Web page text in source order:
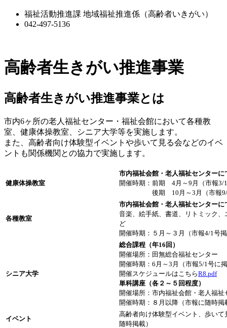
福祉活動推進課 地域福祉推進係（高齢者いきがい）
042-497-5136
高齢者生きがい推進事業
高齢者生きがい推進事業とは
市内6ヶ所の老人福祉センター・福祉会館において各種教
室、健康体操教室、シニア大学等を実施します。
また、高齢者向け体験型イベントや歩いて見る会などのイベ
ントも関係機関との協力で実施します。
健康体操教室
市内福祉会館・老人福祉センターに
開催時期：前期 4月～9月（市報
後期 10月～3月（市報9/1
各種教室
市内福祉会館・老人福祉センターに
音楽、絵手紙、書道、リトミック
ど
開催時期：５月～３月（市報4/1号
シニア大学
総合課程（年16回）
開催場所：田無総合福祉センター
開催時期：6月～3月（市報5/1号に
開催スケジュールはこちらR8.pdf
単科講座（各２～５回程度）
開催場所：市内福祉会館・老人福
開催時期：８月以降（市報に随時掲
イベント
高齢者向け体験型イベント、歩い
随時掲載）